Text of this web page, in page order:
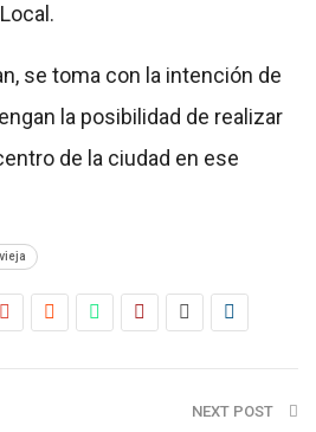
se toma con la intención de
la posibilidad de realizar
de la ciudad en ese
NEXT POST